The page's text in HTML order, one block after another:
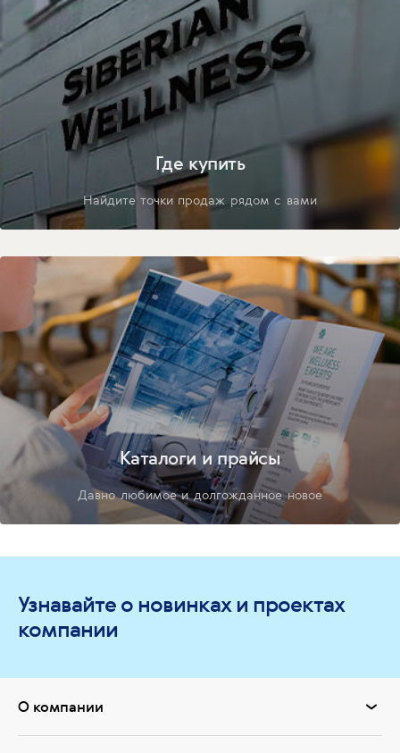
Где купить
Найдите точки продаж рядом с вами
Каталоги и прайсы
Давно любимое и долгожданное новое
Узнавайте о новинках и проектах
компании
О компании